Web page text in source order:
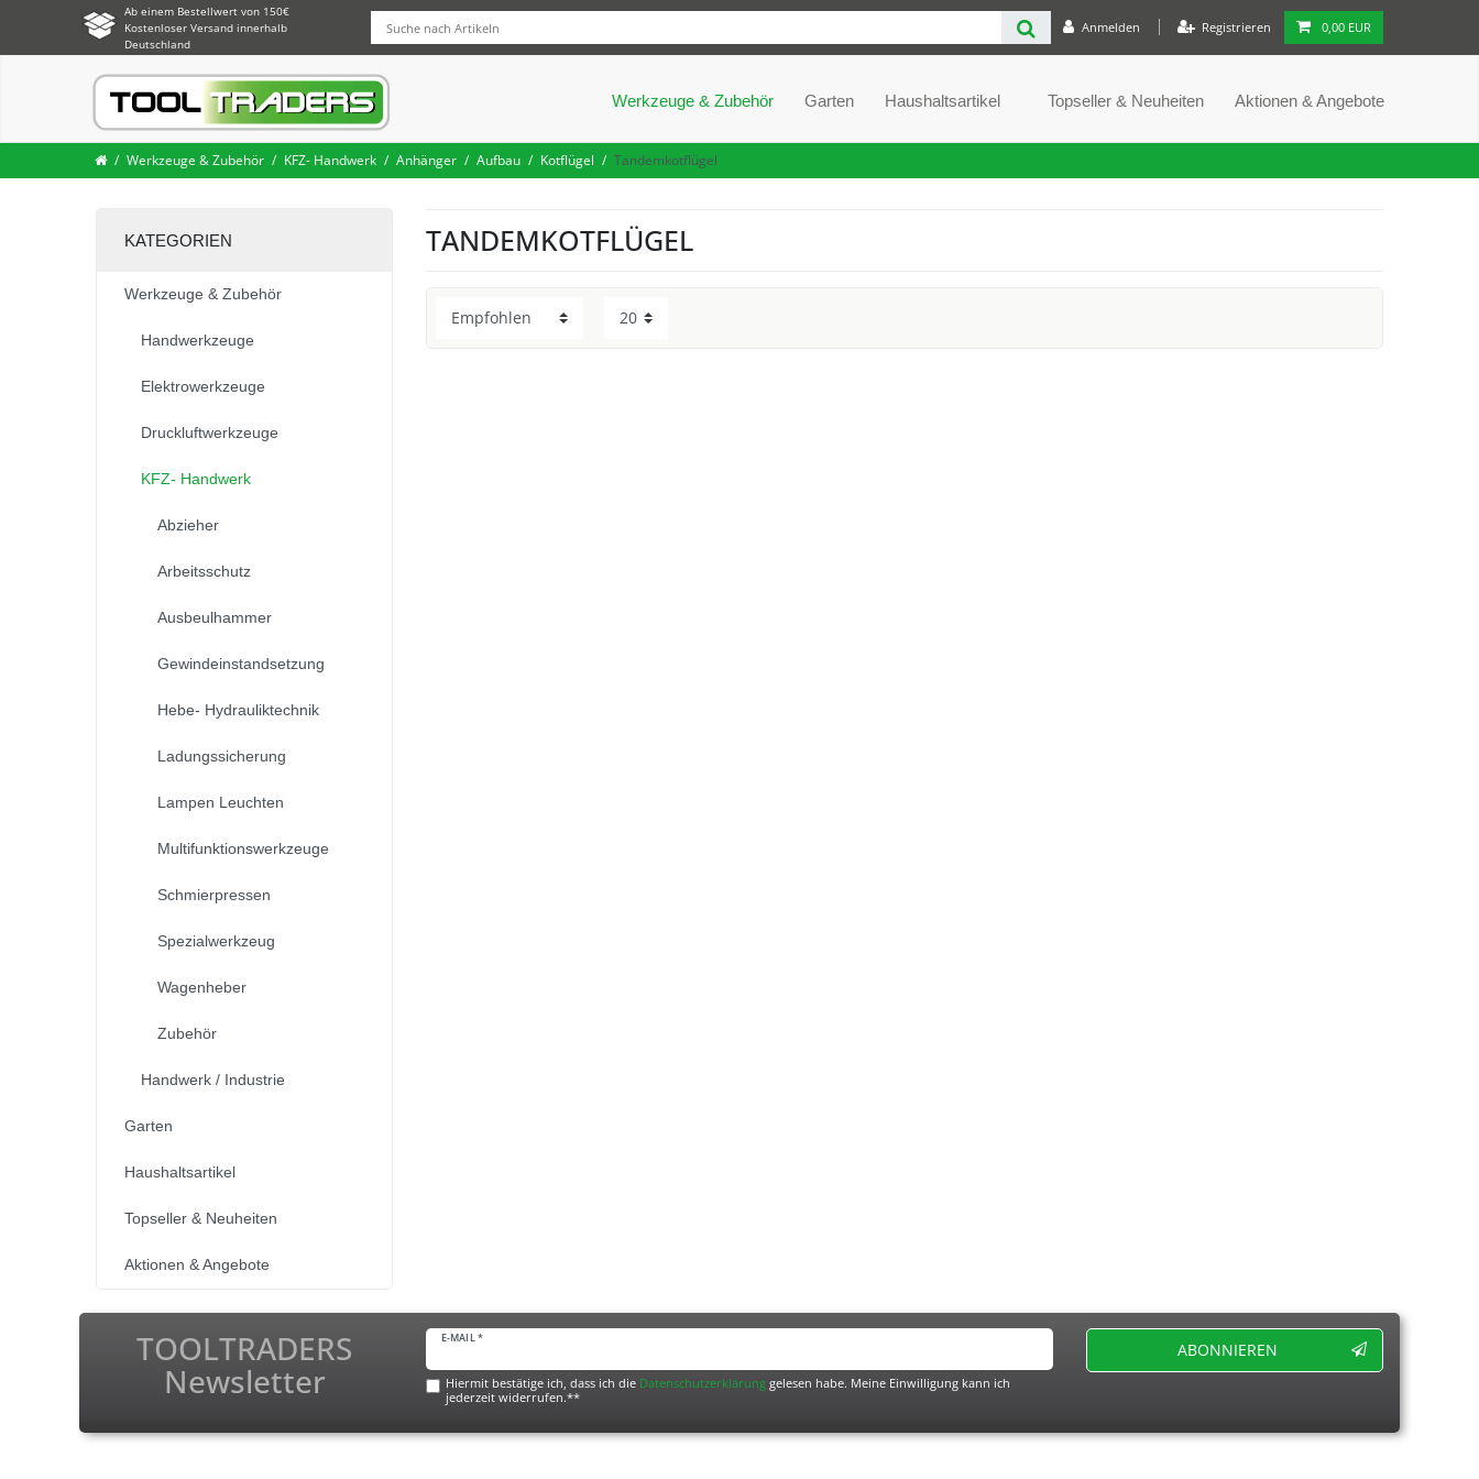
Anmelden Registrieren 0,00 EUR
Ab einem Bestellwert von 150€
Kostenloser Versand innerhalb
Deutschland
Werkzeuge & Zubehör Garten Haushaltsartikel Topseller & Neuheiten Aktionen & Angebote
Werkzeuge & Zubehör KFZ- Handwerk Anhänger Aufbau Kotflügel Tandemkotflügel
KATEGORIEN
Werkzeuge & Zubehör
Handwerkzeuge
Elektrowerkzeuge
Druckluftwerkzeuge
KFZ- Handwerk
Abzieher
Arbeitsschutz
Ausbeulhammer
Gewindeinstandsetzung
Hebe- Hydrauliktechnik
Ladungssicherung
Lampen Leuchten
Multifunktionswerkzeuge
Schmierpressen
Spezialwerkzeug
Wagenheber
Zubehör
Handwerk / Industrie
Garten
Haushaltsartikel
Topseller & Neuheiten
Aktionen & Angebote
TANDEMKOTFLÜGEL
TOOLTRADERS
Newsletter
E-MAIL *
Hiermit bestätige ich, dass ich die Daten­schutz­erklärunggelesen habe. Meine Einwilligung kann ich
jederzeit widerrufen.**
ABONNIEREN